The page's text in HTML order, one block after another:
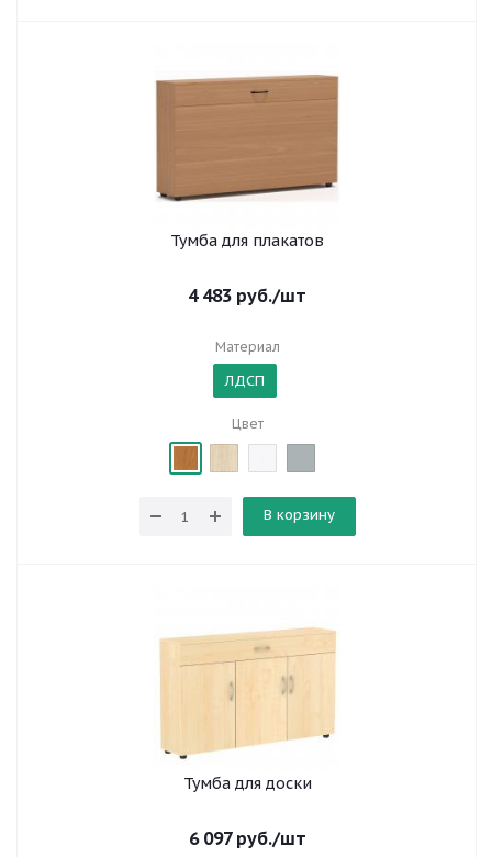
Тумба для плакатов
4 483 руб./шт
Материал
ЛДСП
Цвет
В корзину
Тумба для доски
6 097руб./шт